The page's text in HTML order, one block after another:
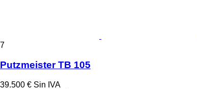
7
Putzmeister TB 105
39.500 € Sin IVA